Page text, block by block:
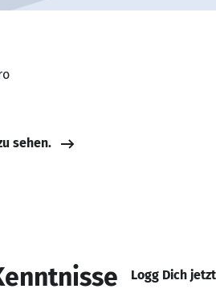
sehen.
Logg Dich